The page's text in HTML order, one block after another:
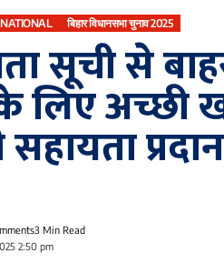
NATIONAL बिहार विधानसभा चुनाव 2025
सूची से
लिए अच्छी
प्रदान
2:50 pm
3 Min Read